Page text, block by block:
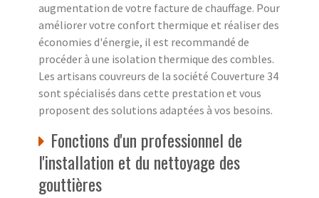
augmentation de votre facture de chauffage. Pour
améliorer votre confort thermique et réaliser des
économies d'énergie, il est recommandé de
procéder à une isolation thermique des combles.
Les artisans couvreurs de la société Couverture 34
sont spécialisés dans cette prestation et vous
proposent des solutions adaptées à vos besoins.
Fonctions d'un professionnel de
l'installation et du nettoyage des
gouttières